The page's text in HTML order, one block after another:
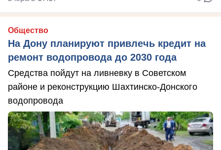
Общество
На Дону планируют привлечь кредит на
ремонт водопровода до 2030 года
Средства пойдут на ливневку в Советском
районе и реконструкцию Шахтинско-Донского
водопровода